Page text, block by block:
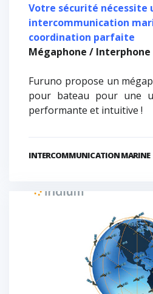
Votre sécurité nécessite
intercommunication
coordination parfaite
Mégaphone / Interphone
Furuno propose un
pour bateau pour une
performante et intuitive !
INTERCOMMUNICATION MARINE